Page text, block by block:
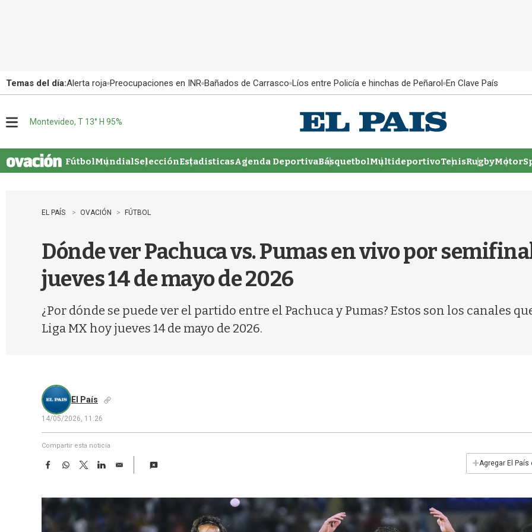
Temas del día:Alerta roja Preocupaciones en INR Bañados de Carrasco Líos entre Policía e hinchas de Peñarol En Clave País
u
Montevideo, T 13° H 95%
FútbolMundialSelecciónEstadisticasAgenda DeportivaBásquetbolMultideportivoTenisRugby
EL PAÍS OVACIÓN FÚTBOL
Dónde ver Pachuca vs. Pumas en vivo por
jueves 14 de mayo de 2026
¿Por dónde se puede ver el partido entre el Pachuca y Pumas? Estos son los canales
Liga MX hoy jueves 14 de mayo de 2026.
El País
14/05/2026, 11:26
Compartir esta noticia
F
e
o
W
t
A
T
w
t
e
L
k
d
E
i
+Agregar El País